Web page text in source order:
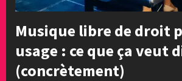
Musique libre de droit
usage : ce que ça veut
(concrètement)